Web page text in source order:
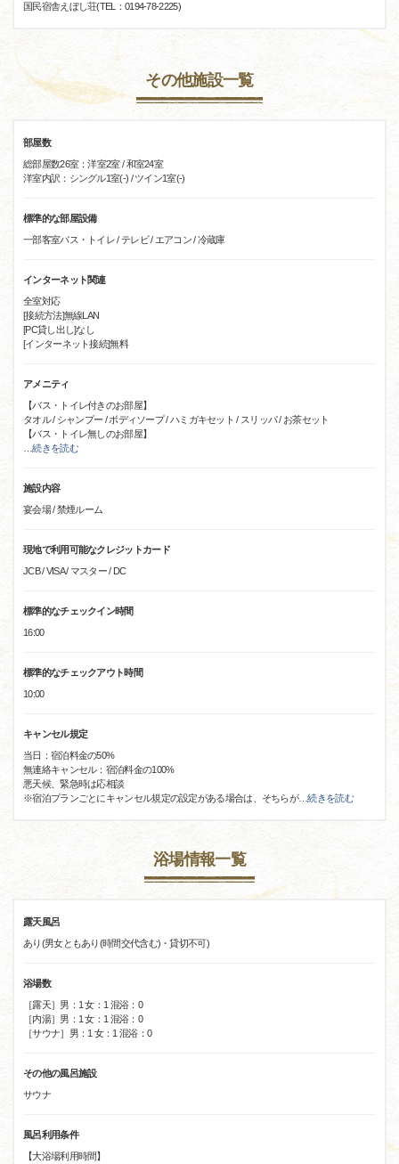
国民宿舎えぼし荘(TEL：0194-78-2225)
その他施設一覧
部屋数
総部屋数26室：洋室2室 / 和室24室
洋室内訳：シングル1室(-) / ツイン1室(-)
標準的な部屋設備
一部客室バス・トイレ / テレビ / エアコン / 冷蔵庫
インターネット関連
全室対応
[接続方法]無線LAN
[PC貸し出し]なし
[インターネット接続]無料
アメニティ
【バス・トイレ付きのお部屋】
タオル / シャンプー / ボディソープ / ハミガキセット / スリッパ / お茶セット
【バス・トイレ無しのお部屋】
…続きを読む
施設内容
宴会場 / 禁煙ルーム
現地で利用可能なクレジットカード
JCB / VISA / マスター / DC
標準的なチェックイン時間
16:00
標準的なチェックアウト時間
10:00
キャンセル規定
当日：宿泊料金の50%
無連絡キャンセル：宿泊料金の100%
悪天候、緊急時は応相談
※宿泊プランごとにキャンセル規定の設定がある場合は、そちらが…続きを読む
浴場情報一覧
露天風呂
あり(男女ともあり(時間交代含む)・貸切不可)
浴場数
［露天］男：1 女：1 混浴：0
［内湯］男：1 女：1 混浴：0
［サウナ］男：1 女：1 混浴：0
その他の風呂施設
サウナ
風呂利用条件
【大浴場利用時間】